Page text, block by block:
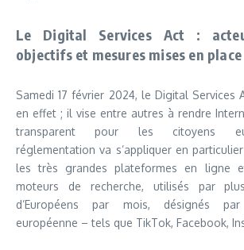
Le Digital Services Act :
objectifs et mesures mises en place
Samedi 17 février 2024, le Digital Services
en effet ; il vise entre autres à rendre
transparent pour les citoyens
réglementation va s’appliquer en
les très grandes plateformes en ligne
moteurs de recherche, utilisés par
d’Européens par mois, désignés
européenne – tels que TikTok, Facebook,